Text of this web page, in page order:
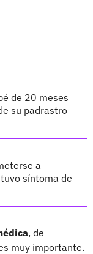
de 20 meses
su padrastro
a
síntoma de
, de
muy importante.